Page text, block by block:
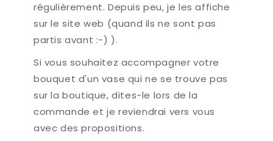
régulièrement. Depuis peu, je les affiche
sur le site web (quand ils ne sont pas
partis avant :-) ).
Si vous souhaitez accompagner votre
bouquet d'un vase qui ne se trouve pas
sur la boutique, dites-le lors de la
commande et je reviendrai vers vous
avec des propositions.